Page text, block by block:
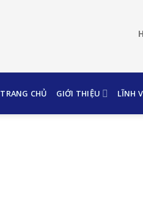
TRANG CHỦ GIỚI THIỆU LĨNH